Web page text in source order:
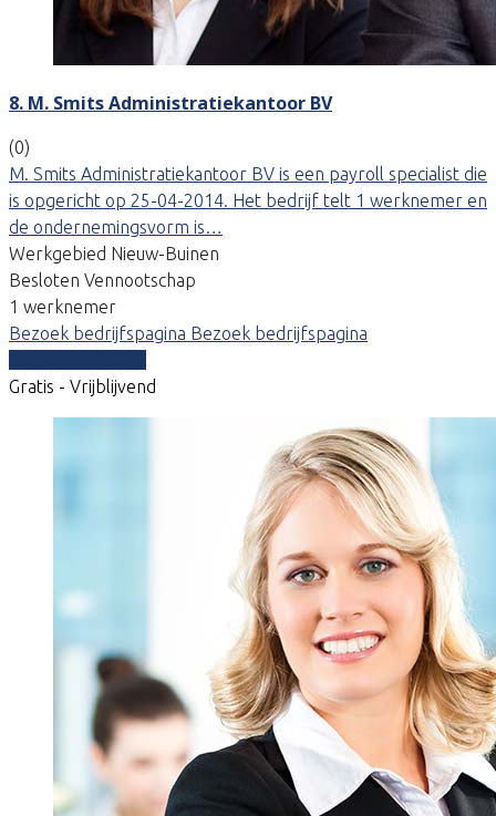
8. M. Smits Administratiekantoor BV
(0)
M. Smits Administratiekantoor BV is een payroll specialist die
is opgericht op 25-04-2014. Het bedrijf telt 1 werknemer en
de ondernemingsvorm is…
Werkgebied Nieuw-Buinen
Besloten Vennootschap
1 werknemer
Bezoek bedrijfspagina Bezoek bedrijfspagina
Gratis - Vrijblijvend